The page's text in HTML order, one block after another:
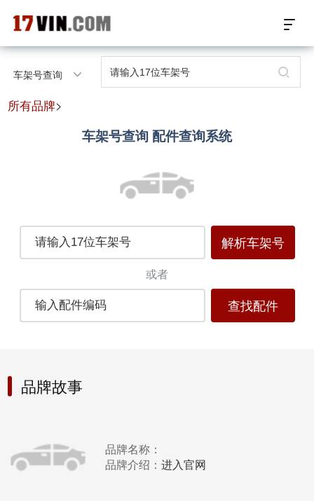
17VIN车架号查询首页
17位车架号查询
汽配产品车型适配
汽配产品电子目录
微信群智能客服
个性化私人定制
关于我们
车架号查询
所有品牌>
车架号查询 配件查询系统
解析车架号
或者
查找配件
品牌故事
品牌名称：
品牌介绍： 进入官网